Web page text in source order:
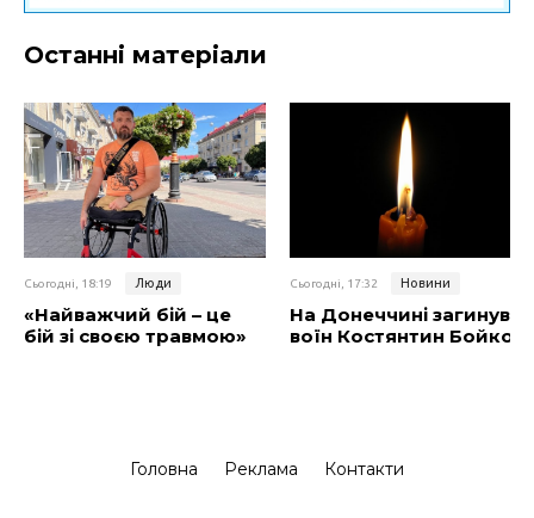
Останні матеріали
Сьогодні, 18:19 Люди
«Найважчий бій – це
бій зі своєю травмою»
Сьогодні, 17:32 Новини
На Донеччині загинув
воїн Костянтин Бойко
Головна Реклама Контакти